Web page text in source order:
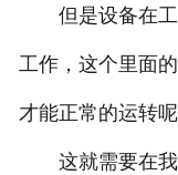
但是设备在工
工作，这个里面
才能正常的运转呢
这就需要在我